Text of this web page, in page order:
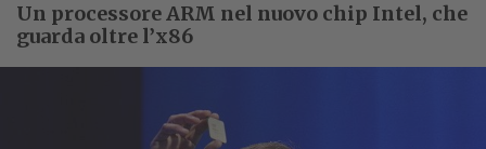
Un processore ARM nel nuovo chip Intel, che
guarda oltre l’x86